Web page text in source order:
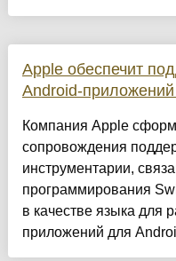
Apple обеспечит
Android-
Компания Apple
сопровождения
инструментарии,
программирования
в качестве языка для
приложений для